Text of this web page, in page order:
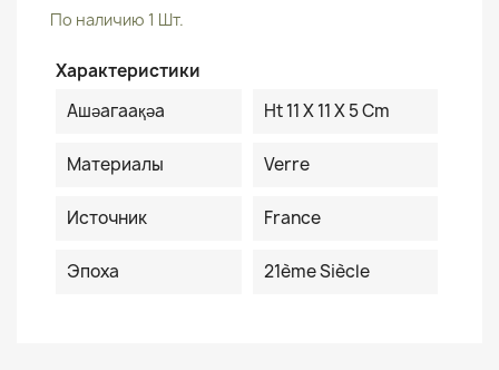
По наличию 1 Шт.
Характеристики
Ашәагаақәа
Ht 11 X 11 X 5 Cm
Материалы Verre
Источник France
Эпоха 21ème Siècle